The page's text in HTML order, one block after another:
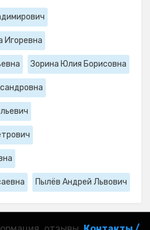
Игоревна
Зорина Юлия Борисовна
Пылёв Андрей Львович